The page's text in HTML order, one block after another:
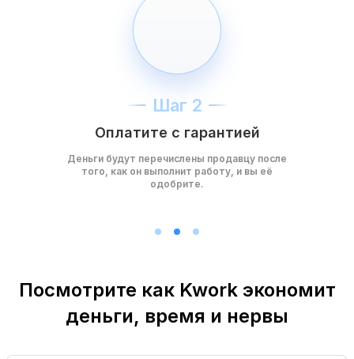
Шаг 2
Оплатите с гарантией
Деньги будут перечислены продавцу после
того, как он выполнит работу, и вы её
одобрите.
Посмотрите как Kwork экономит
деньги, время и нервы